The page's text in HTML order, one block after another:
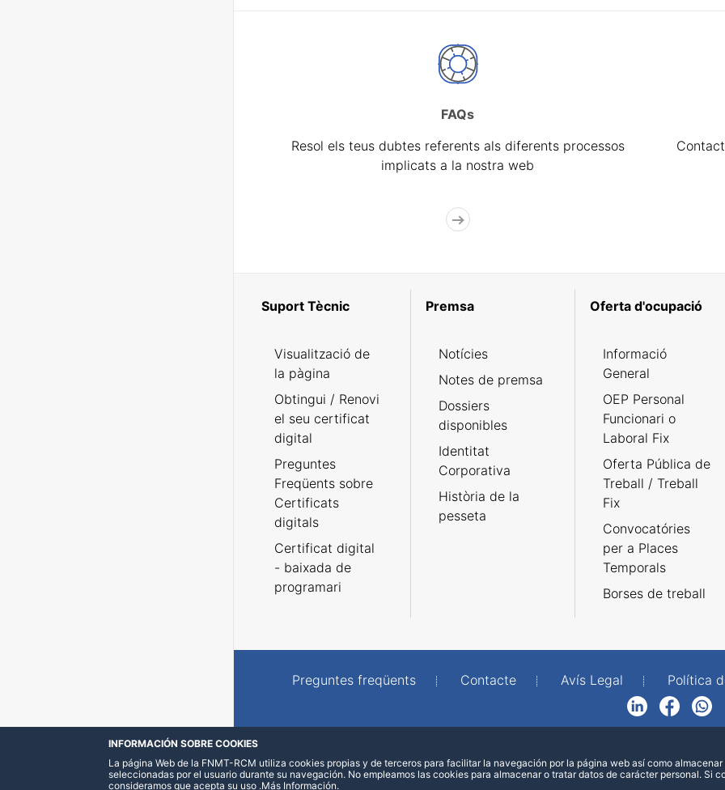
FAQs
Resol els teus dubtes referents als diferents processos
implicats a la nostra web
Suport Tècnic
Visualització de
la pàgina
Obtingui / Renovi
el seu certificat
digital
Preguntes
Freqüents sobre
Certificats
digitals
Certificat digital
- baixada de
programari
Premsa
Notícies
Notes de premsa
Dossiers
disponibles
Identitat
Corporativa
Història de la
pesseta
Oferta d'ocupació
Informació
General
OEP Personal
Funcionari o
Laboral Fix
Oferta Pública de
Treball / Treball
Fix
Convocatóries
per a Places
Temporals
Borses de treball
Preguntes freqüents Contacte Avís Legal Política
FacebookWhatsApp
INFORMACIÓN SOBRE COOKIES
La página Web de la FNMT-RCM utiliza cookies propias y de terceros para facilitar la navegación por la página web así como
seleccionadas por el usuario durante su navegación. No empleamos las cookies para almacenar o tratar datos de carácter personal. Si
consideramos que acepta su uso .Más Información.